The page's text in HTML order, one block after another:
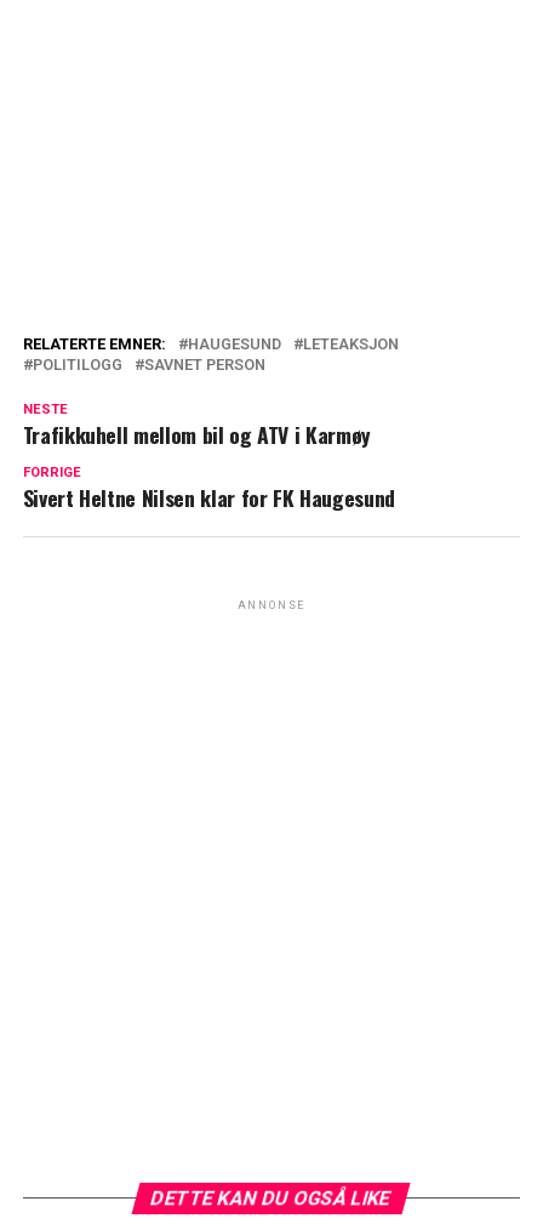
RELATERTE EMNER: HAUGESUND
LETEAKSJON
POLITILOGG
SAVNET PERSON
NESTE
Trafikkuhell mellom bil og ATV i Karmøy
FORRIGE
Sivert Heltne Nilsen klar for FK Haugesund
ANNONSE
DETTE KAN DU OGSÅ LIKE